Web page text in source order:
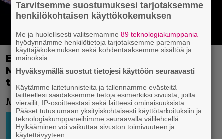
Eric Idle ja John Cleese sanasodassa –
Monty Python -tähdet piikittelevät
toisiaan avoimesti Twitterissä
Monty Pythonien välit hiertävät.
AJATTELEMISEN AIHETTA
EUROOPPA
28.5.2023
22:01
Jesse
Tarvitsemme suostumuksesi tarjotaksemme
henkilökohtaisen käyttökokemuksen
Me ja huolellisesti valitsemamme89 teknologiakumppania
hyödynnämme henkilötietoja tarjotaksemme paremman
käyttäjäkokemuksen sekä kohdentaaksemme sisältöä ja
mainoksia.
Hyväksymällä suostut tietojesi käyttöön seuraavasti
Käytämme laitetunnisteita ja tallennamme evästeitä
laitteellesi saadaksemme tietoja esimerkiksi sivuista, joilla
vierailit, IP-osoitteestasi sekä laitteesi ominaisuuksista.
Pääset tutustumaan yksityiskohtaisesti käyttötarkoituksiin ja
teknologiakumppaneihimme seuraavalla välilehdellä.
Hylkääminen voi vaikuttaa sivuston toimivuuteen ja
käytettävyyteen.